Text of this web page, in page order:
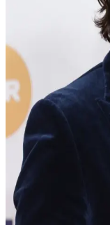
Jonathan
Aktor znany z
Jesteś fanem
wcielającego się w
specjalnym
cię z ciepłem i